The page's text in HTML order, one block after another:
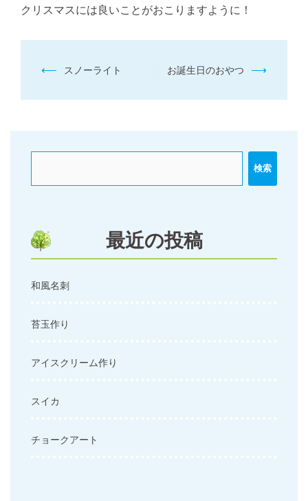
クリスマスには良いことがおこりますように！
投
ゲ
ン
⟵ スノーライト お誕生日のおやつ ⟶
検索
最近の投稿
和風名刺
苔玉作り
アイスクリーム作り
スイカ
チョークアート